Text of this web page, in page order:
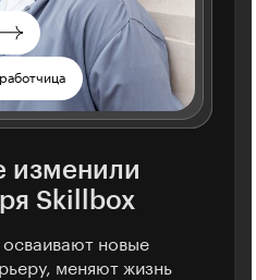
23 года
Продюсер
32 года
Дизайнер
изменили
Skillbox
новые
меняют жизнь